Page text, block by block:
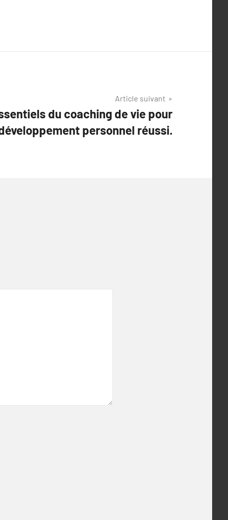
Article suivant
du coaching de vie pour
personnel réussi.